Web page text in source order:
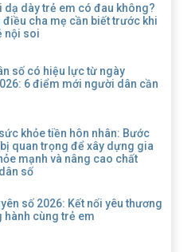
dạ dày trẻ em có đau không?
điều cha mẹ cần biết trước khi
nội soi
số có hiệu lực từ ngày
6 điểm mới người dân cần
khỏe tiền hôn nhân: Bước
quan trọng để xây dựng gia
mạnh và nâng cao chất
số
số 2026: Kết nối yêu thương
hành cùng trẻ em